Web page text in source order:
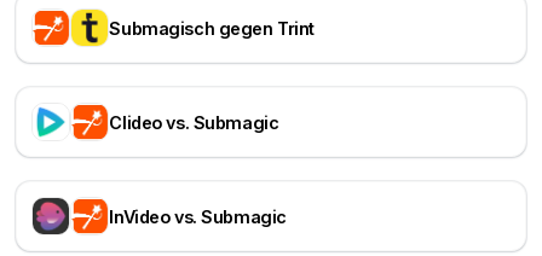
Submagisch gegen Trint
Clideo vs. Submagic
InVideo vs. Submagic